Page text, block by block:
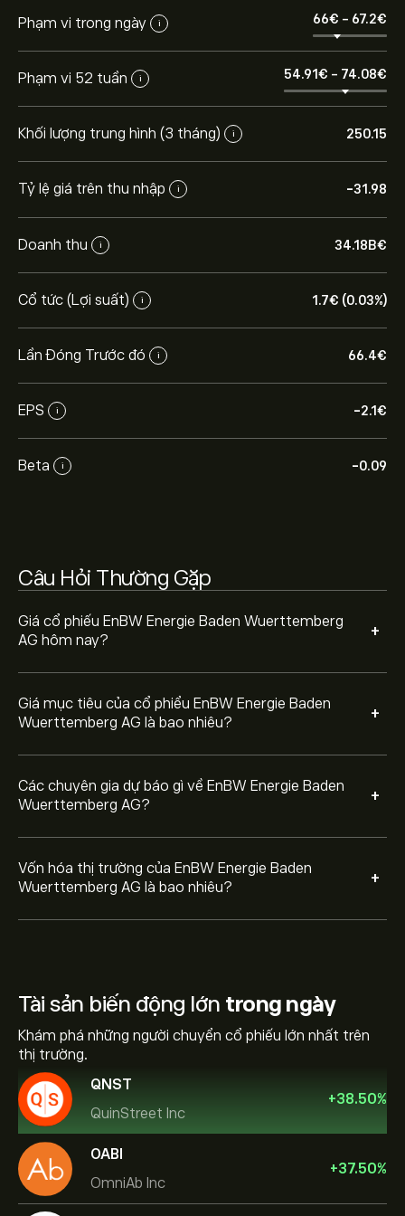
Phạm vi trong ngày i 66‎€‎ - 67.2‎€‎
Phạm vi 52 tuần i 54.91‎€‎ - 74.08‎€‎
Khối lượng trung hình (3 tháng) i 250.15
Tỷ lệ giá trên thu nhập i -31.98
Doanh thu i 34.18B‎€‎
Cổ tức (Lợi suất) i 1.7‎€‎ (0.03%)
Lần Đóng Trước đó i 66.4‎€‎
EPS i -2.1‎€‎
Beta i -0.09
Câu Hỏi Thường Gặp
Giá cổ phiếu EnBW Energie Baden Wuerttemberg
AG hôm nay?
+
Giá EBK.DE hôm nay là 66.40‎€‎.
Giá mục tiêu của cổ phiểu EnBW Energie Baden
Wuerttemberg AG là bao nhiêu?
+
Wuerttemberg AG là 66.40‎€‎.
eToro để
Các chuyên gia dự báo gì về EnBW Energie Baden
Wuerttemberg AG?
+
Các chuyên gia dự báo giá EnBW Energie Baden
Wuerttemberg AG dựa trên xu hướng thị trường, báo
cáo tài chính và dự kiến tăng trưởng. Hãy kiểm tra dự
báo mới nhất về giá tương lai.
Vốn hóa thị trường của EnBW Energie Baden
Wuerttemberg AG là bao nhiêu?
+
Tài sản biến động lớn trong ngày
Khám phá những người chuyển cổ phiếu lớn nhất trên
thị trường.
QNST
QuinStreet Inc
+38.50%
OABI
OmniAb Inc
+37.50%